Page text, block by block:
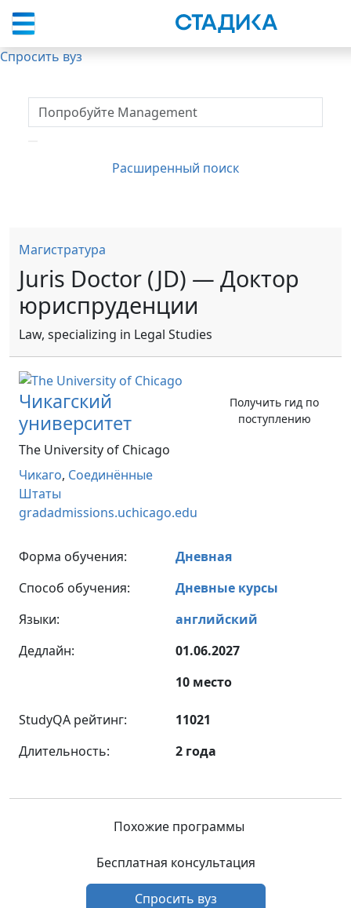
Спросить вуз
Расширенный поиск
Магистратура
Juris Doctor (JD) — Доктор
юриспруденции
Law, specializing in Legal Studies
Чикагский
университет
The University of Chicago
Чикаго, Соединённые
Штаты
gradadmissions.uchicago.edu
Получить гид по
поступлению
Форма обучения:
Дневная
Способ обучения:
Дневные курсы
Языки:
английский
Дедлайн:
01.06.2027
10 место
StudyQA рейтинг:
11021
Длительность:
2 года
Похожие программы
Бесплатная консультация
Спросить вуз